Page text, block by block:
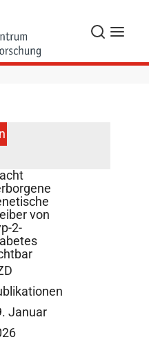
Suche
von
2-
Januar